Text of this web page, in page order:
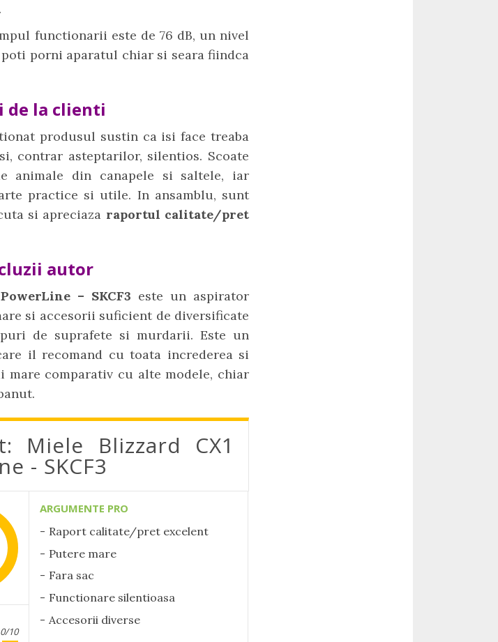
functionarii este de 76 dB, un nivel
poti porni aparatul chiar si seara fiindca
de la clienti
produsul sustin ca isi face treaba
contrar asteptarilor, silentios. Scoate
animale din canapele si saltele, iar
practice si utile. In ansamblu, sunt
si apreciaza raportul calitate/pret
autor
– SKCF3 este un aspirator
si accesorii suficient de diversificate
de suprafete si murdarii. Este un
il recomand cu toata increderea si
mare comparativ cu alte modele, chiar
Miele Blizzard CX1
- SKCF3
10
ARGUMENTE PRO
Raport calitate/pret excelent
Putere mare
Fara sac
Functionare silentioasa
Accesorii diverse